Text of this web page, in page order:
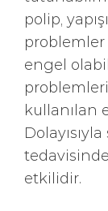
polip,
engel
kullanılan
tedavisinde
etkilidir.